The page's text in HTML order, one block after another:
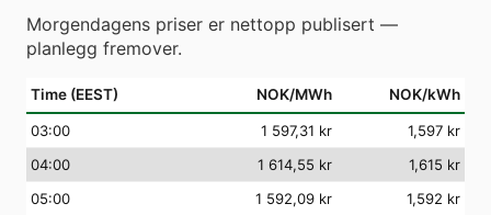
Morgendagens priser er nettopp publisert —
planlegg fremover.
Time (EEST) NOK/MWh NOK/kWh
03:00 1 597,31 kr
1,597 kr
04:00 1 614,55 kr
1,615 kr
05:00 1 592,09 kr
1,592 kr